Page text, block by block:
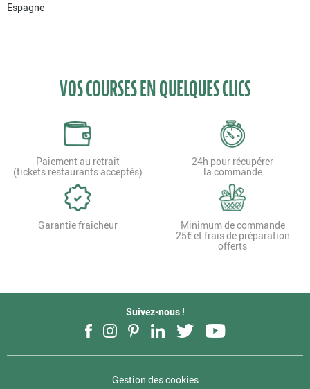
Espagne
VOS COURSES EN QUELQUES CLICS
Paiement au retrait
(tickets restaurants acceptés)
24h pour récupérer
la commande
Garantie fraicheur Minimum de commande
25€ et frais de préparation
offerts
Suivez-nous !
Facebook
Instagram
Pinterest
LinkedIn
TwitterYouTube
Gestion des cookies